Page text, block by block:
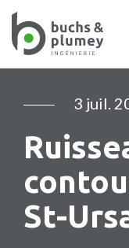
3 juil.
St-